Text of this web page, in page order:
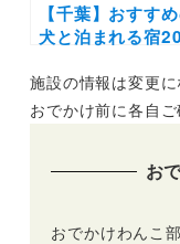
【千葉】おすす
犬と泊まれる宿
ポあり）露天風
プライベートド
施設の情報は変更に
おでかけ前に各自ご
お
おでかけわんこ